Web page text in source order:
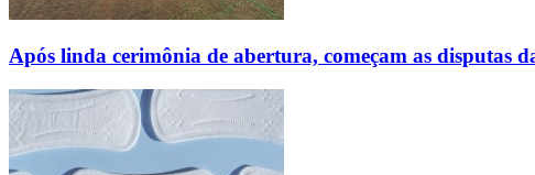
Após linda cerimônia de abertura, começam as disputas